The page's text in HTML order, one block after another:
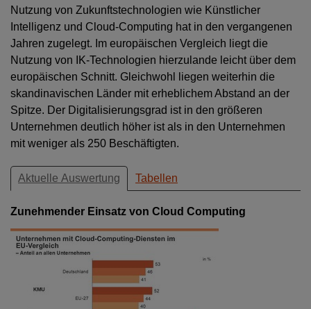
Nutzung von Zukunftstechnologien wie Künstlicher
Intelligenz und Cloud-Computing hat in den vergangenen
Jahren zugelegt. Im europäischen Vergleich liegt die
Nutzung von IK-Technologien hierzulande leicht über dem
europäischen Schnitt. Gleichwohl liegen weiterhin die
skandinavischen Länder mit erheblichem Abstand an der
Spitze. Der Digitalisierungsgrad ist in den größeren
Unternehmen deutlich höher ist als in den Unternehmen
mit weniger als 250 Beschäftigten.
Aktuelle Auswertung Tabellen
Zunehmender Einsatz von Cloud Computing